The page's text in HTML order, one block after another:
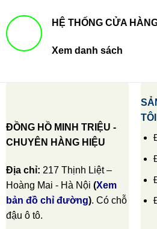
HỆ THỐNG CỬA
Xem danh sách
ĐỒNG HỒ MINH TRIỆU -
CHUYÊN HÀNG HIỆU
Địa chỉ: 217 Thịnh Liệt –
Hoàng Mai - Hà Nội (Xem
bản đồ chỉ đường). Có chỗ
đậu ô tô.
TÔI